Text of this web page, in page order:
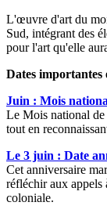
L'œuvre d'art du
Sud, intégrant des
pour l'art qu'elle
Dates importantes
Juin : Mois
Le Mois national de
tout en
Le 3 juin : Date
Cet anniversaire
réfléchir aux appels
coloniale.